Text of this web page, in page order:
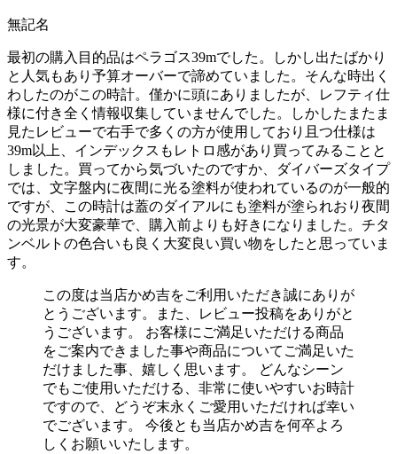
無記名
最初の購入目的品はペラゴス39mでした。しかし出たばかり
と人気もあり予算オーバーで諦めていました。そんな時出く
わしたのがこの時計。僅かに頭にありましたが、レフティ仕
様に付き全く情報収集していませんでした。しかしたまたま
見たレビューで右手で多くの方が使用しており且つ仕様は
39m以上、インデックスもレトロ感があり買ってみることと
しました。買ってから気づいたのですか、ダイバーズタイプ
では、文字盤内に夜間に光る塗料が使われているのが一般的
ですが、この時計は蓋のダイアルにも塗料が塗られおり夜間
の光景が大変豪華で、購入前よりも好きになりました。チタ
ンベルトの色合いも良く大変良い買い物をしたと思っていま
す。
この度は当店かめ吉をご利用いただき誠にありが
とうございます。また、レビュー投稿をありがと
うございます。 お客様にご満足いただける商品
をご案内できました事や商品についてご満足いた
だけました事、嬉しく思います。 どんなシーン
でもご使用いただける、非常に使いやすいお時計
ですので、どうぞ末永くご愛用いただければ幸い
でございます。 今後とも当店かめ吉を何卒よろ
しくお願いいたします。